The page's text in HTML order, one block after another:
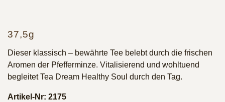
37,5g
Dieser klassisch – bewährte Tee belebt durch die frischen
Aromen der Pfefferminze. Vitalisierend und wohltuend
begleitet Tea Dream Healthy Soul durch den Tag.
Artikel-Nr: 2175